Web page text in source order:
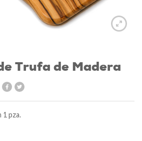
Trufa de Madera
1 pza.